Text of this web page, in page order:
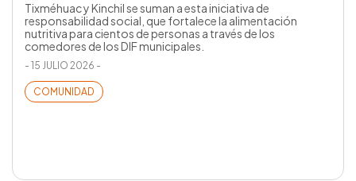
Tixméhuac y Kinchil se suman a esta iniciativa de
responsabilidad social, que fortalece la alimentación
nutritiva para cientos de personas a través de los
comedores de los DIF municipales.
- 15 JULIO 2026 -
COMUNIDAD